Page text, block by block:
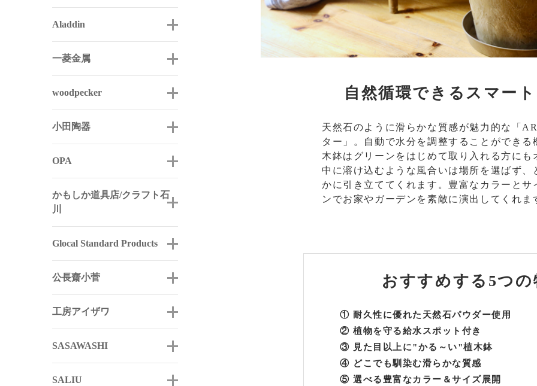
Aladdin
一菱金属
woodpecker
小田陶器
OPA
かもしか道具店/クラフト石
川
Glocal Standard Products
公長齋小菅
工房アイザワ
SASAWASHI
SALIU
自然循環できるスマー
天然石のように滑らかな質感が魅力的な「
ター」。自動で水分を調整することができる
木鉢はグリーンをはじめて取り入れる方にも
中に溶け込むような風合いは場所を選ばず、
かに引き立ててくれます。豊富なカラーとサ
ンでお家やガーデンを素敵に演出してくれま
おすすめする 5つの
① 耐久性に優れた天然石パウダー使用
② 植物を守る給水スポット付き
③ 見た目以上に"かる～い"植木鉢
④ どこでも馴染む滑らかな質感
⑤ 選べる豊富なカラー＆サイズ展開